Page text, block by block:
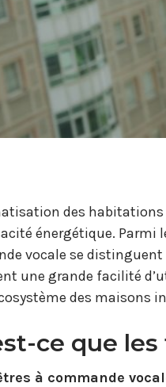
des
énergétique. Parmi
vocale se
une grande facilité
des maisons
ce que
à commande